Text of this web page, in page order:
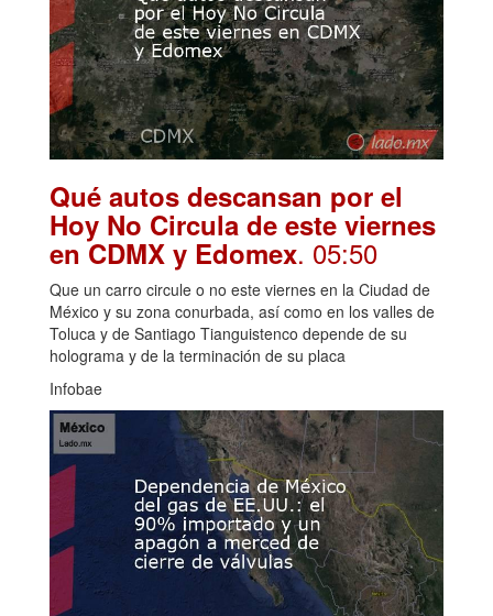
Qué autos descansan por el
Hoy No Circula de este viernes
en CDMX y Edomex. 05:50
Que un carro circule o no este viernes en la Ciudad de
México y su zona conurbada, así como en los valles de
Toluca y de Santiago Tianguistenco depende de su
holograma y de la terminación de su placa
Infobae